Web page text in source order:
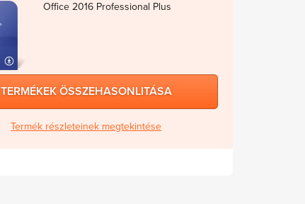
Office 2016 Professional Plus
TERMÉKEK ÖSSZEHASONLITÁSA
Termék részleteinek megtekintése